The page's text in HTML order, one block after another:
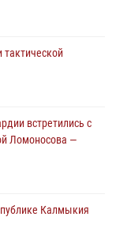
встретились с
Ломоносова —
Калмыкия